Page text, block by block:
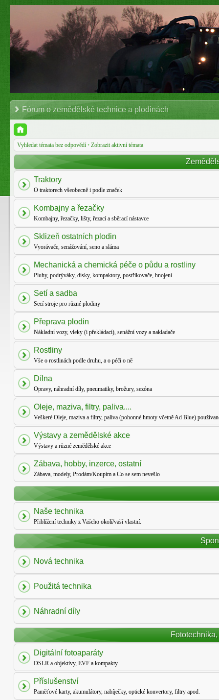
Fórum o zemědělské technice a plodinách
Vyhledat témata bez odpovědí • Zobrazit aktivní témata
Traktory
O traktorech všeobecně i podle značek
Kombajny a řezačky
Kombajny, řezačky, lišty, řezací a sběrací nástavce
Sklizeň ostatních plodin
Vyorávače, senážování, seno a sláma
Mechanická a chemická péče o půdu a rostliny
Pluhy, podrýváky, disky, kompaktory, postřikovače, hnojení
Setí a sadba
Secí stroje pro různé plodiny
Přeprava plodin
Nákladní vozy, vleky (i překládací), senážní vozy a nakladače
Rostliny
Vše o rostlinách podle druhu, a o péči o ně
Dílna
Opravy, náhradní díly, pneumatiky, brožury, sezóna
Oleje, maziva, filtry, paliva....
Veškeré Oleje, maziva a filtry, paliva (pohonné hmoty včetně Ad Blue)
Výstavy a zemědělské akce
Výstavy a různé zemědělské akce
Zábava, hobby, inzerce, ostatní
Zábava, modely, Prodám/Koupím a Co se sem nevešlo
Naše technika
Přiblížení techniky z Vašeho okolí/vaší vlastní.
Nová technika
Použitá technika
Náhradní díly
Digitální fotoaparáty
DSLR a objektivy, EVF a kompakty
Příslušenství
Paměťové karty, akumulátory, nabíječky, optické konvertory, filtry apod.